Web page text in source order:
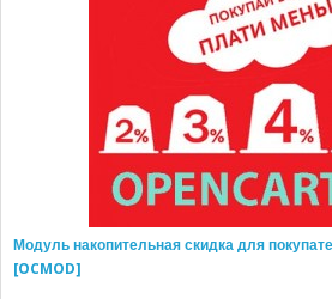
Модуль накопительная скидка для
[OCMOD]